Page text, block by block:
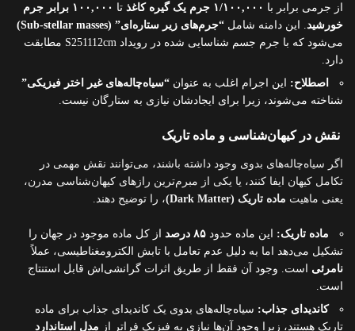
از جرمی برابر با ۱/۱۰۰,۰۰۰ جرم یک گیره کاغذ تا
۱۰۰,۰۰۰ برابر جرم
خورشید . این دامنه شامل “جرم‌های زیر ستاره‌ای” (Sub-stellar masses)
می‌شود که با جرم جسم شناسایی شده در رویداد S251112cm مطابقت
دارد.
اصطلاح: این اجرام اغلب به عنوان“سیاه‌چاله‌های غیر اختر فیزیکی”
شناخته می‌شوند، زیرا برای ایجادشان نیازی به ستارگان نیست.
نقش در کیهان‌شناسی و ماده تاریک
اگر سیاه‌چاله‌های بدوی وجود داشته باشند، می‌توانند نقش مهمی در
تکامل کیهان ایفا کنند، یا یکی از مبرم‌ترین رازهای کیهان‌شناسی مدرن،
یعنی ماهیت ماده تاریک (Dark Matter) ، را توضیح دهند.
ماده تاریک: این ماده حدود۸۵ درصد
از کل ماده موجود در جهان را
تشکیل می‌دهد اما به دلیل عدم تعامل با تابش الکترومغناطیسی، عملاً
نامرئی است. وجود آن فقط از طریق اثرات گرانشی‌اش قابل استنتاج
است.
کاندیدای جذاب: سیاه‌چاله‌های بدوی یک کاندیدای جذاب برای ماده
تاریک هستند، زیرا وجود آن‌ها نیازی به فیزیک فراتر از مدل استاندارد